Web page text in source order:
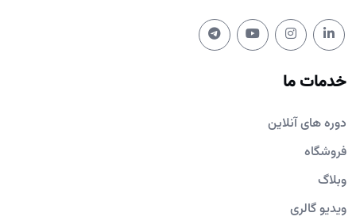
خدمات ما
دوره های آنلاین
فروشگاه
وبلاگ
ویدیو گالری